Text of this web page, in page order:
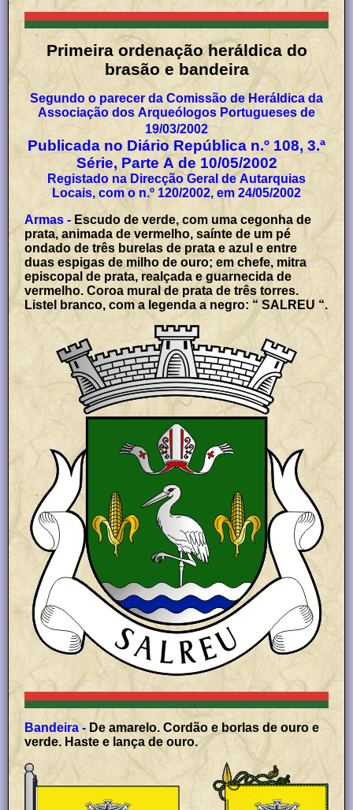
Primeira ordenação heráldica do
brasão e bandeira
Segundo o parecer da Comissão de Heráldica da
Associação dos Arqueólogos Portugueses de
19/03/2002
Publicada no Diário República n.º 108, 3.ª
Série, Parte A de 10/05/2002
Registado na Direcção Geral de Autarquias
Locais, com o n.º 120/2002, em 24/05/2002
Armas - Escudo de verde, com uma cegonha de
prata, animada de vermelho, saínte de um pé
ondado de três burelas de prata e azul e entre
duas espigas de milho de ouro; em chefe, mitra
episcopal de prata, realçada e guarnecida de
vermelho. Coroa mural de prata de três torres.
Listel branco, com a legenda a negro: “ SALREU “.
Bandeira - De amarelo. Cordão e borlas de ouro e
verde. Haste e lança de ouro.